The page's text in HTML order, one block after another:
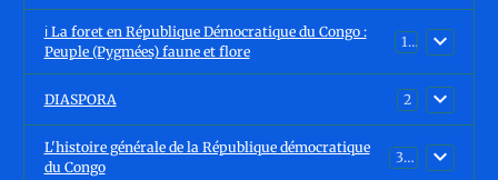
ℹ️ La foret en République Démocratique du Congo :
Peuple (Pygmées) faune et flore
15
DIASPORA 2
L'histoire générale de la République démocratique
du Congo
30